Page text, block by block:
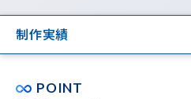
制作実績
POINT